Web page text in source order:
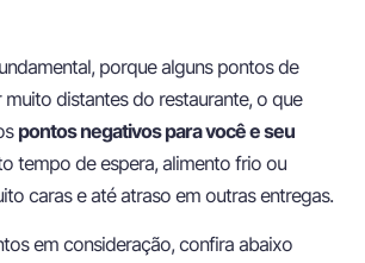
porque alguns pontos de
distantes do restaurante, o que
pontos negativos para você e seu
tempo de espera, alimento frio ou
caras e até atraso em outras entregas.
em consideração, confira abaixo